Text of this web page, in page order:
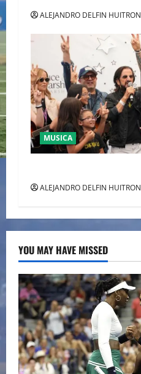
ALEJANDRO DELFIN HUITRON
MUSICA
ALEJANDRO DELFIN HUITRON
YOU MAY HAVE MISSED